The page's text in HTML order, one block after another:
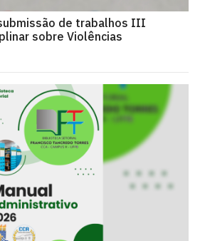
de trabalhos III
sobre Violências